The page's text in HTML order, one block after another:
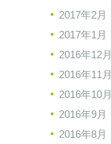
2017年2月
2017年1月
2016年12月
2016年11月
2016年10月
2016年9月
2016年8月